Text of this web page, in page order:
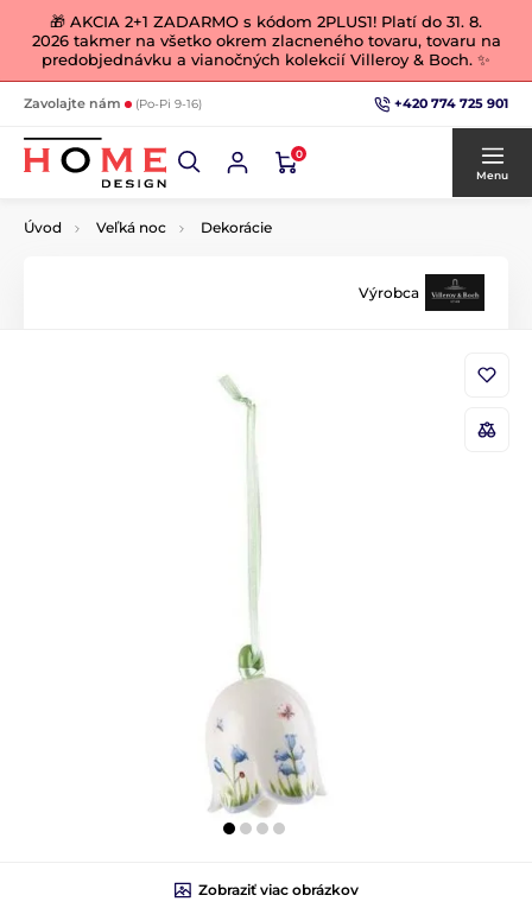
🎁 AKCIA 2+1 ZADARMO s kódom 2PLUS1! Platí do 31. 8.
2026 takmer na všetko okrem zlacneného tovaru, tovaru na
predobjednávku a vianočných kolekcií Villeroy & Boch. ✨
Zavolajte nám (Po-Pi 9-16) +420 774 725 901
0
Menu
Úvod Veľká noc Dekorácie
Výrobca
Zobraziť viac obrázkov